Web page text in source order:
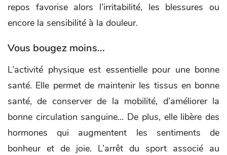
repos favorise alors l’irritabilité, les blessures ou
encore la sensibilité à la douleur.
Vous bougez moins...
L’activité physique est essentielle pour une bonne
santé. Elle permet de maintenir les tissus en bonne
santé, de conserver de la mobilité, d’améliorer la
bonne circulation sanguine… De plus, elle libère des
hormones qui augmentent les sentiments de
bonheur et de joie. L’arrêt du sport associé au